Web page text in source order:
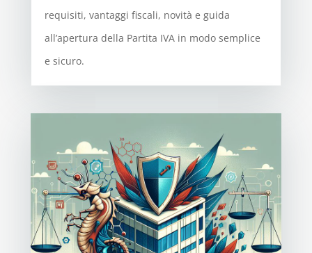
requisiti, vantaggi fiscali, novità e guida
all’apertura della Partita IVA in modo semplice
e sicuro.